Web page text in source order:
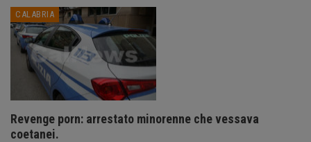
CALABRIA
Revenge porn: arrestato minorenne che vessava
coetanei.